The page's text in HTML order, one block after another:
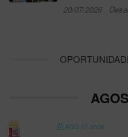
20/07/2026
AGO 07 2026